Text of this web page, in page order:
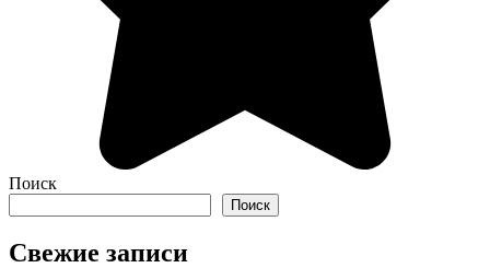
Поиск
Поиск
Свежие записи